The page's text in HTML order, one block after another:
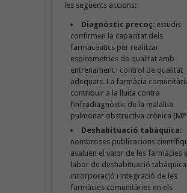
les següents accions:
Diagnòstic precoç: estudis
confirmen la capacitat dels
farmacèutics per realitzar
espirometries de qualitat amb
entrenament i control de qualitat
adequats. La farmàcia
contribuir a la lluita contra
l’infradiagnòstic de la malaltia
pulmonar obstructiva crònica
Deshabituació tabàquica:
nombroses publicacions
avaluen el valor de les farmàcies
labor de deshabituació
incorporació i integració de les
farmàcies comunitàries en els